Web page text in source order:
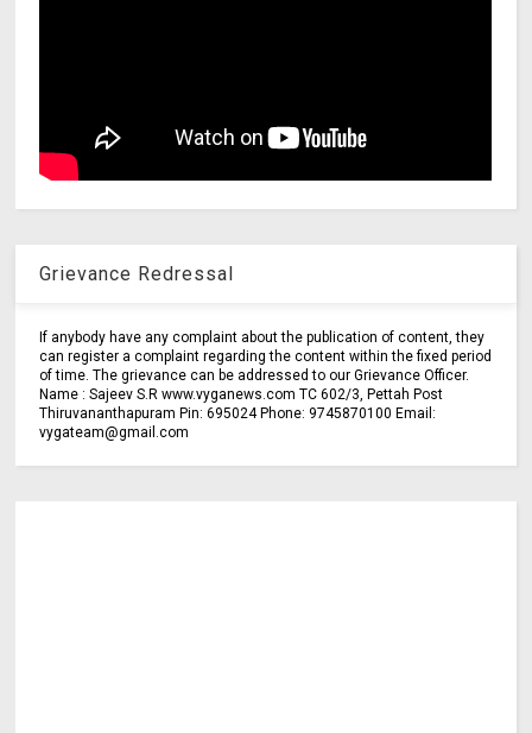
Grievance Redressal
If anybody have any complaint about the publication of content, they
can register a complaint regarding the content within the fixed period
of time. The grievance can be addressed to our Grievance Officer.
Name : Sajeev S.R www.vyganews.com TC 602/3, Pettah Post
Thiruvananthapuram Pin: 695024 Phone: 9745870100 Email:
vygateam@gmail.com